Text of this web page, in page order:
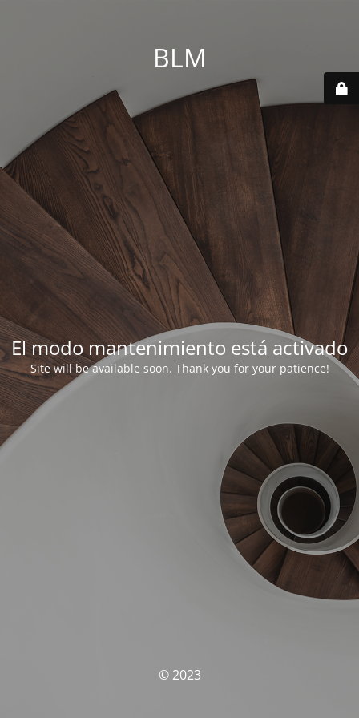
BLM
El modo mantenimiento está activado
Site will be available soon. Thank you for your patience!
© 2023